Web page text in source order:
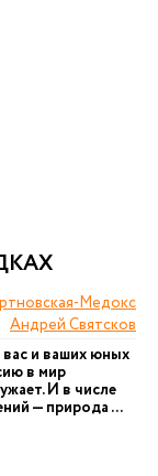
Медокс
Андрей Святсков
и ваших юных
в мир
И в числе
— природа ...